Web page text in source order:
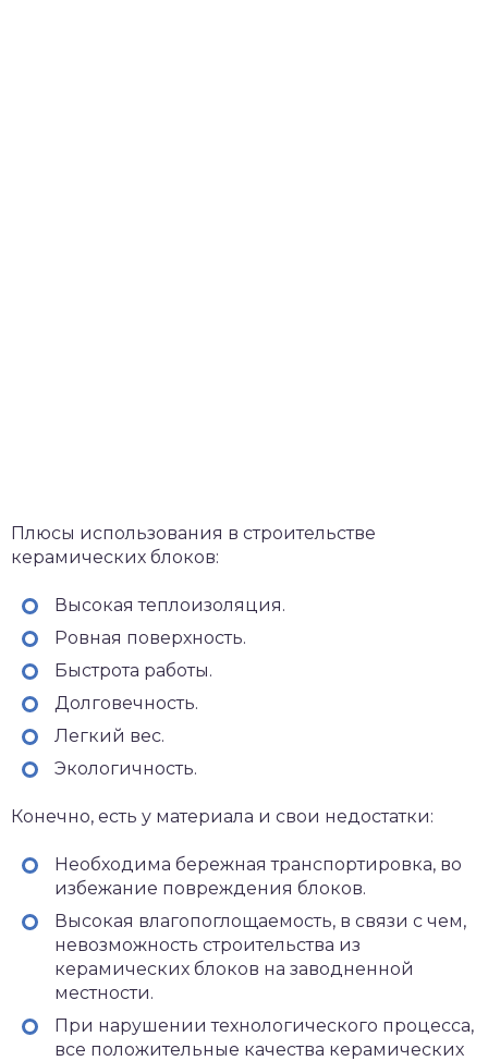
Плюсы использования в строительстве
керамических блоков:
Высокая теплоизоляция.
Ровная поверхность.
Быстрота работы.
Долговечность.
Легкий вес.
Экологичность.
Конечно, есть у материала и свои недостатки:
Необходима бережная транспортировка, во
избежание повреждения блоков.
Высокая влагопоглощаемость, в связи с чем,
невозможность строительства из
керамических блоков на заводненной
местности.
При нарушении технологического процесса,
все положительные качества керамических